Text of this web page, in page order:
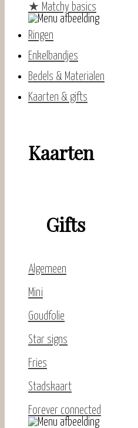
★ Matchy basics
Ringen
Enkelbandjes
Bedels & Materialen
Kaarten & gifts
Kaarten
Gifts
Algemeen
Mini
Goudfolie
Star signs
Fries
Stadskaart
Forever connected